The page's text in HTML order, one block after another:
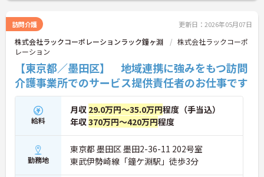
訪問介護 更新日：2026年05月07日
株式会社ラックコーポレーションラック鐘ヶ淵
株式会社ラックコーポ
レーション
【東京都／墨田区】 地域連携に強みをもつ訪問
介護事業所でのサービス提供責任者のお仕事です
給料
月収 29.0万円～35.0万円程度（手当込）
年収370万円～420万円程度
勤務地
東京都 墨田区 墨田2-36-11 202号室
東武伊勢崎線「鐘ケ淵駅」徒歩3分